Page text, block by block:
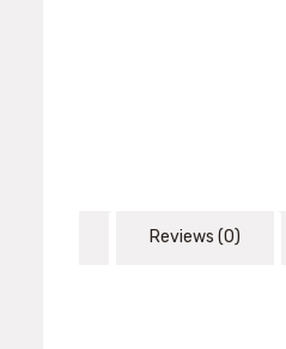
Reviews (0)